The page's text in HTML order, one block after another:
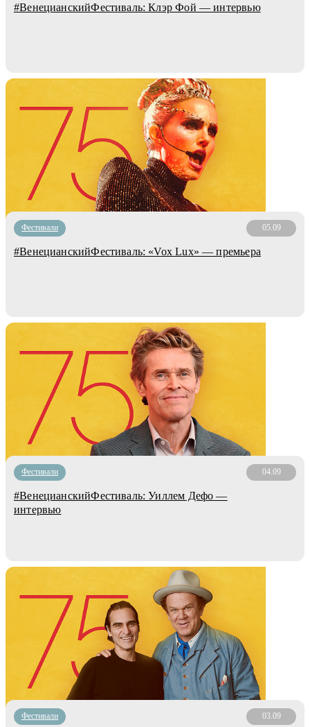
#ВенецианскийФестиваль: Клэр Фой — интервью
Фестивали 05.09
#ВенецианскийФестиваль: «Vox Lux» — премьера
Фестивали 04.09
#ВенецианскийФестиваль: Уиллем Дефо —
интервью
Фестивали 03.09